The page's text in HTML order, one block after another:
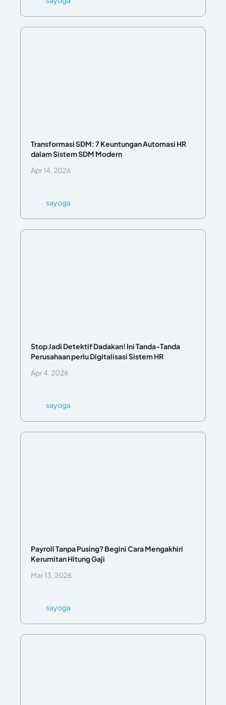
Transformasi SDM: 7 Keuntungan Automasi HR
dalam Sistem SDM Modern
Apr 14, 2026
sayoga
Stop Jadi Detektif Dadakan! Ini Tanda-Tanda
Perusahaan perlu Digitalisasi Sistem HR
Apr 4, 2026
sayoga
Payroll Tanpa Pusing? Begini Cara Mengakhiri
Kerumitan Hitung Gaji
Mar 13, 2026
sayoga